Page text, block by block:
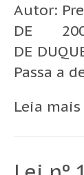
Autor:
DE
DE
Passa a
Leia